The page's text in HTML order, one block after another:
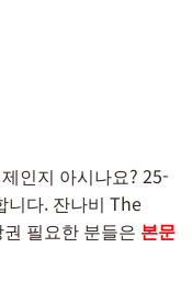
인지 아시나요? 25-
니다. 잔나비 The
필요한 분들은 본문